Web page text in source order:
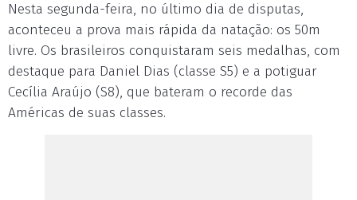
Nesta segunda-feira, no último dia de disputas,
aconteceu a prova mais rápida da natação: os 50m
livre. Os brasileiros conquistaram seis medalhas, com
destaque para Daniel Dias (classe S5) e a potiguar
Cecília Araújo (S8), que bateram o recorde das
Américas de suas classes.